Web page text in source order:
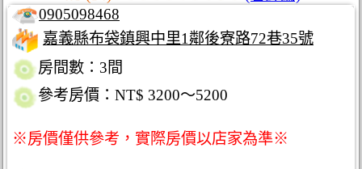
0905098468
嘉義縣布袋鎮興中里1鄰後寮路72巷35號
房間數：3間
參考房價：NT$ 3200～5200
※房價僅供參考，實際房價以店家為準※